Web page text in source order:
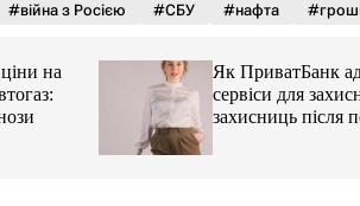
#війна з Росією #СБУ #нафта
на
Як ПриватБанк
сервіси для
захисниць після